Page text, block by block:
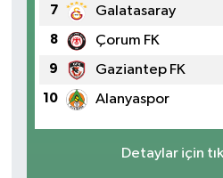
7 Galatasaray
8 Çorum FK
9 Gaziantep FK
10 Alanyaspor
Detaylar için